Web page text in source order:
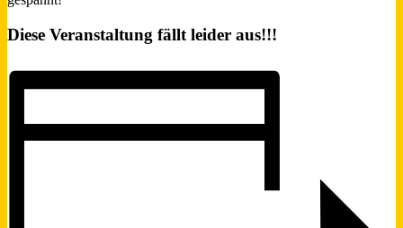
Diese Veranstaltung fällt leider aus!!!